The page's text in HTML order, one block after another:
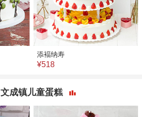
添褔纳寿
¥518
文成镇儿童蛋糕